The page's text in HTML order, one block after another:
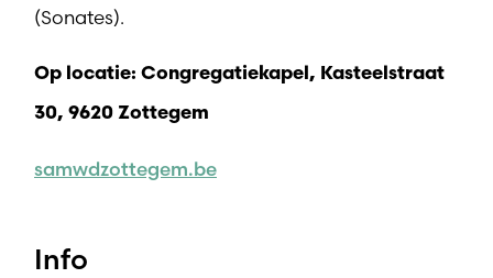
(Sonates).
Op locatie: Congregatiekapel, Kasteelstraat
30, 9620 Zottegem
samwdzottegem.be
Info